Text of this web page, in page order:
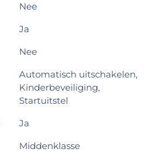
Nee
Ja
Nee
Automatisch uitschakelen,
Kinderbeveiliging,
Startuitstel
Ja
Middenklasse